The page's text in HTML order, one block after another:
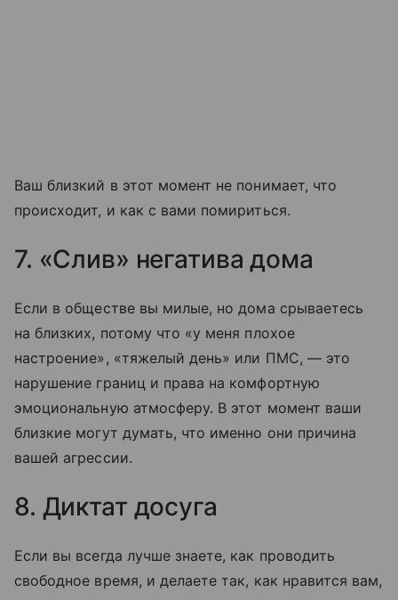
Ваш близкий в этот момент не понимает, что
происходит, и как с вами помириться.
7. «Слив» негатива дома
Если в обществе вы милые, но дома срываетесь
на близких, потому что «у меня плохое
настроение», «тяжелый день» или ПМС, — это
нарушение границ и права на комфортную
эмоциональную атмосферу. В этот момент ваши
близкие могут думать, что именно они причина
вашей агрессии.
8. Диктат досуга
Если вы всегда лучше знаете, как проводить
свободное время, и делаете так, как нравится вам,